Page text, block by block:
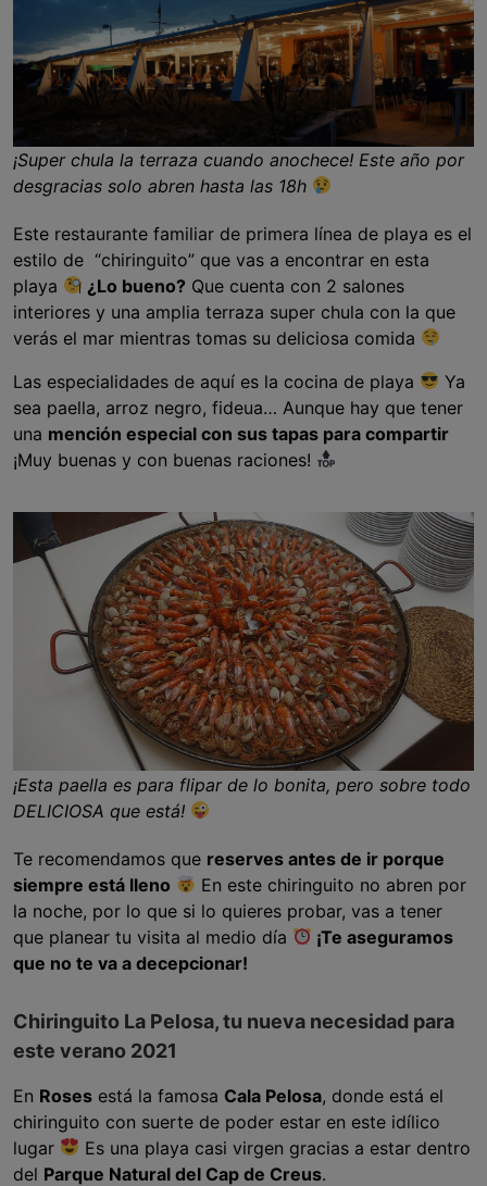
¡Super chula la terraza cuando anochece! Este año por
desgracias solo abren hasta las 18h
Este restaurante familiar de primera línea de playa es el
estilo de “chiringuito” que vas a encontrar en esta
playa
¿Lo bueno? Que cuenta con 2 salones
interiores y una amplia terraza super chula con la que
verás el mar mientras tomas su deliciosa comida
Las especialidades de aquí es la cocina de playa
Ya
sea paella, arroz negro, fideua… Aunque hay que tener
una mención especial con sus tapas para compartir
¡Muy buenas y con buenas raciones!
¡Esta paella es para flipar de lo bonita, pero sobre todo
DELICIOSA que está!
Te recomendamos que reserves antes de ir porque
siempre está lleno
En este chiringuito no abren por
la noche, por lo que si lo quieres probar, vas a tener
que planear tu visita al medio día
¡Te aseguramos
que no te va a decepcionar!
Chiringuito La Pelosa, tu nueva necesidad para
este verano 2021
En Roses está la famosa Cala Pelosa, donde está el
chiringuito con suerte de poder estar en este idílico
lugar
Es una playa casi virgen gracias a estar dentro
del Parque Natural del Cap de Creus.